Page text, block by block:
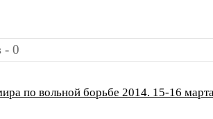
- 0
по вольной борьбе 2014. 15-16